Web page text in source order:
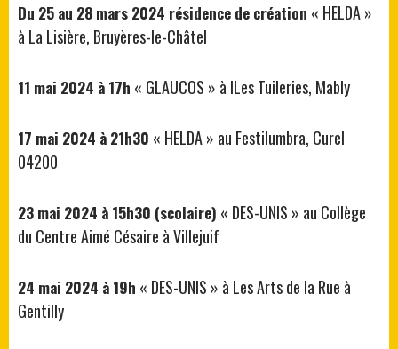
Du 25 au 28 mars 2024 résidence de création « HELDA »
à La Lisière, Bruyères-le-Châtel
11 mai 2024 à 17h « GLAUCOS » à lLes Tuileries, Mably
17 mai 2024 à 21h30 « HELDA » au Festilumbra, Curel
04200
23 mai 2024 à 15h30 (scolaire) « DES-UNIS » au Collège
du Centre Aimé Césaire à Villejuif
24 mai 2024 à 19h « DES-UNIS » à Les Arts de la Rue à
Gentilly